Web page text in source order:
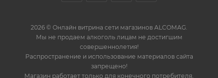
2026 © Онлайн витрина сети магазинов ALCOMAG.
Мы не продаем алкоголь лицам не достигшим
совершеннолетия!
Распространение и использование материалов сайта
запрещено!
Магазин работает только для конечного потребителя,